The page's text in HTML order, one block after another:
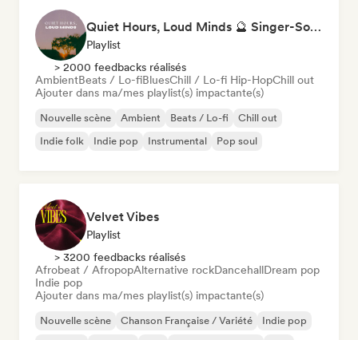
Quiet Hours, Loud Minds 🔮 Singer-Songwriter, Bedroom Pop & Dream Pop
Playlist
> 2000 feedbacks réalisés
AmbientBeats / Lo-fiBluesChill / Lo-fi Hip-HopChill out
Ajouter dans ma/mes playlist(s) impactante(s)
Nouvelle scène Ambient Beats / Lo-fi
Chill out
Indie folk
Indie pop Instrumental Pop soul
Velvet Vibes
Playlist
> 3200 feedbacks réalisés
Afrobeat / AfropopAlternative rockDancehallDream pop
Indie pop
Ajouter dans ma/mes playlist(s) impactante(s)
Nouvelle scène Chanson Française / Variété
Indie pop